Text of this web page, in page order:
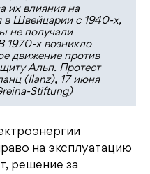
их влияния на
в Швейцарии с 1940-х,
не получали
1970-х возникло
движение против
Альп. Протест
(Ilanz), 17 июня
Stiftung)
на эксплуатацию
решение за